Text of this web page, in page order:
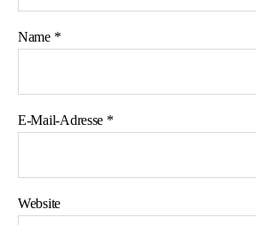
Name *
E-Mail-Adresse *
Website